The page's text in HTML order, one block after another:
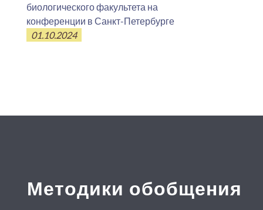
биологического факультета на
конференции в Санкт-Петербурге
01.10.2024
Методики обобщения